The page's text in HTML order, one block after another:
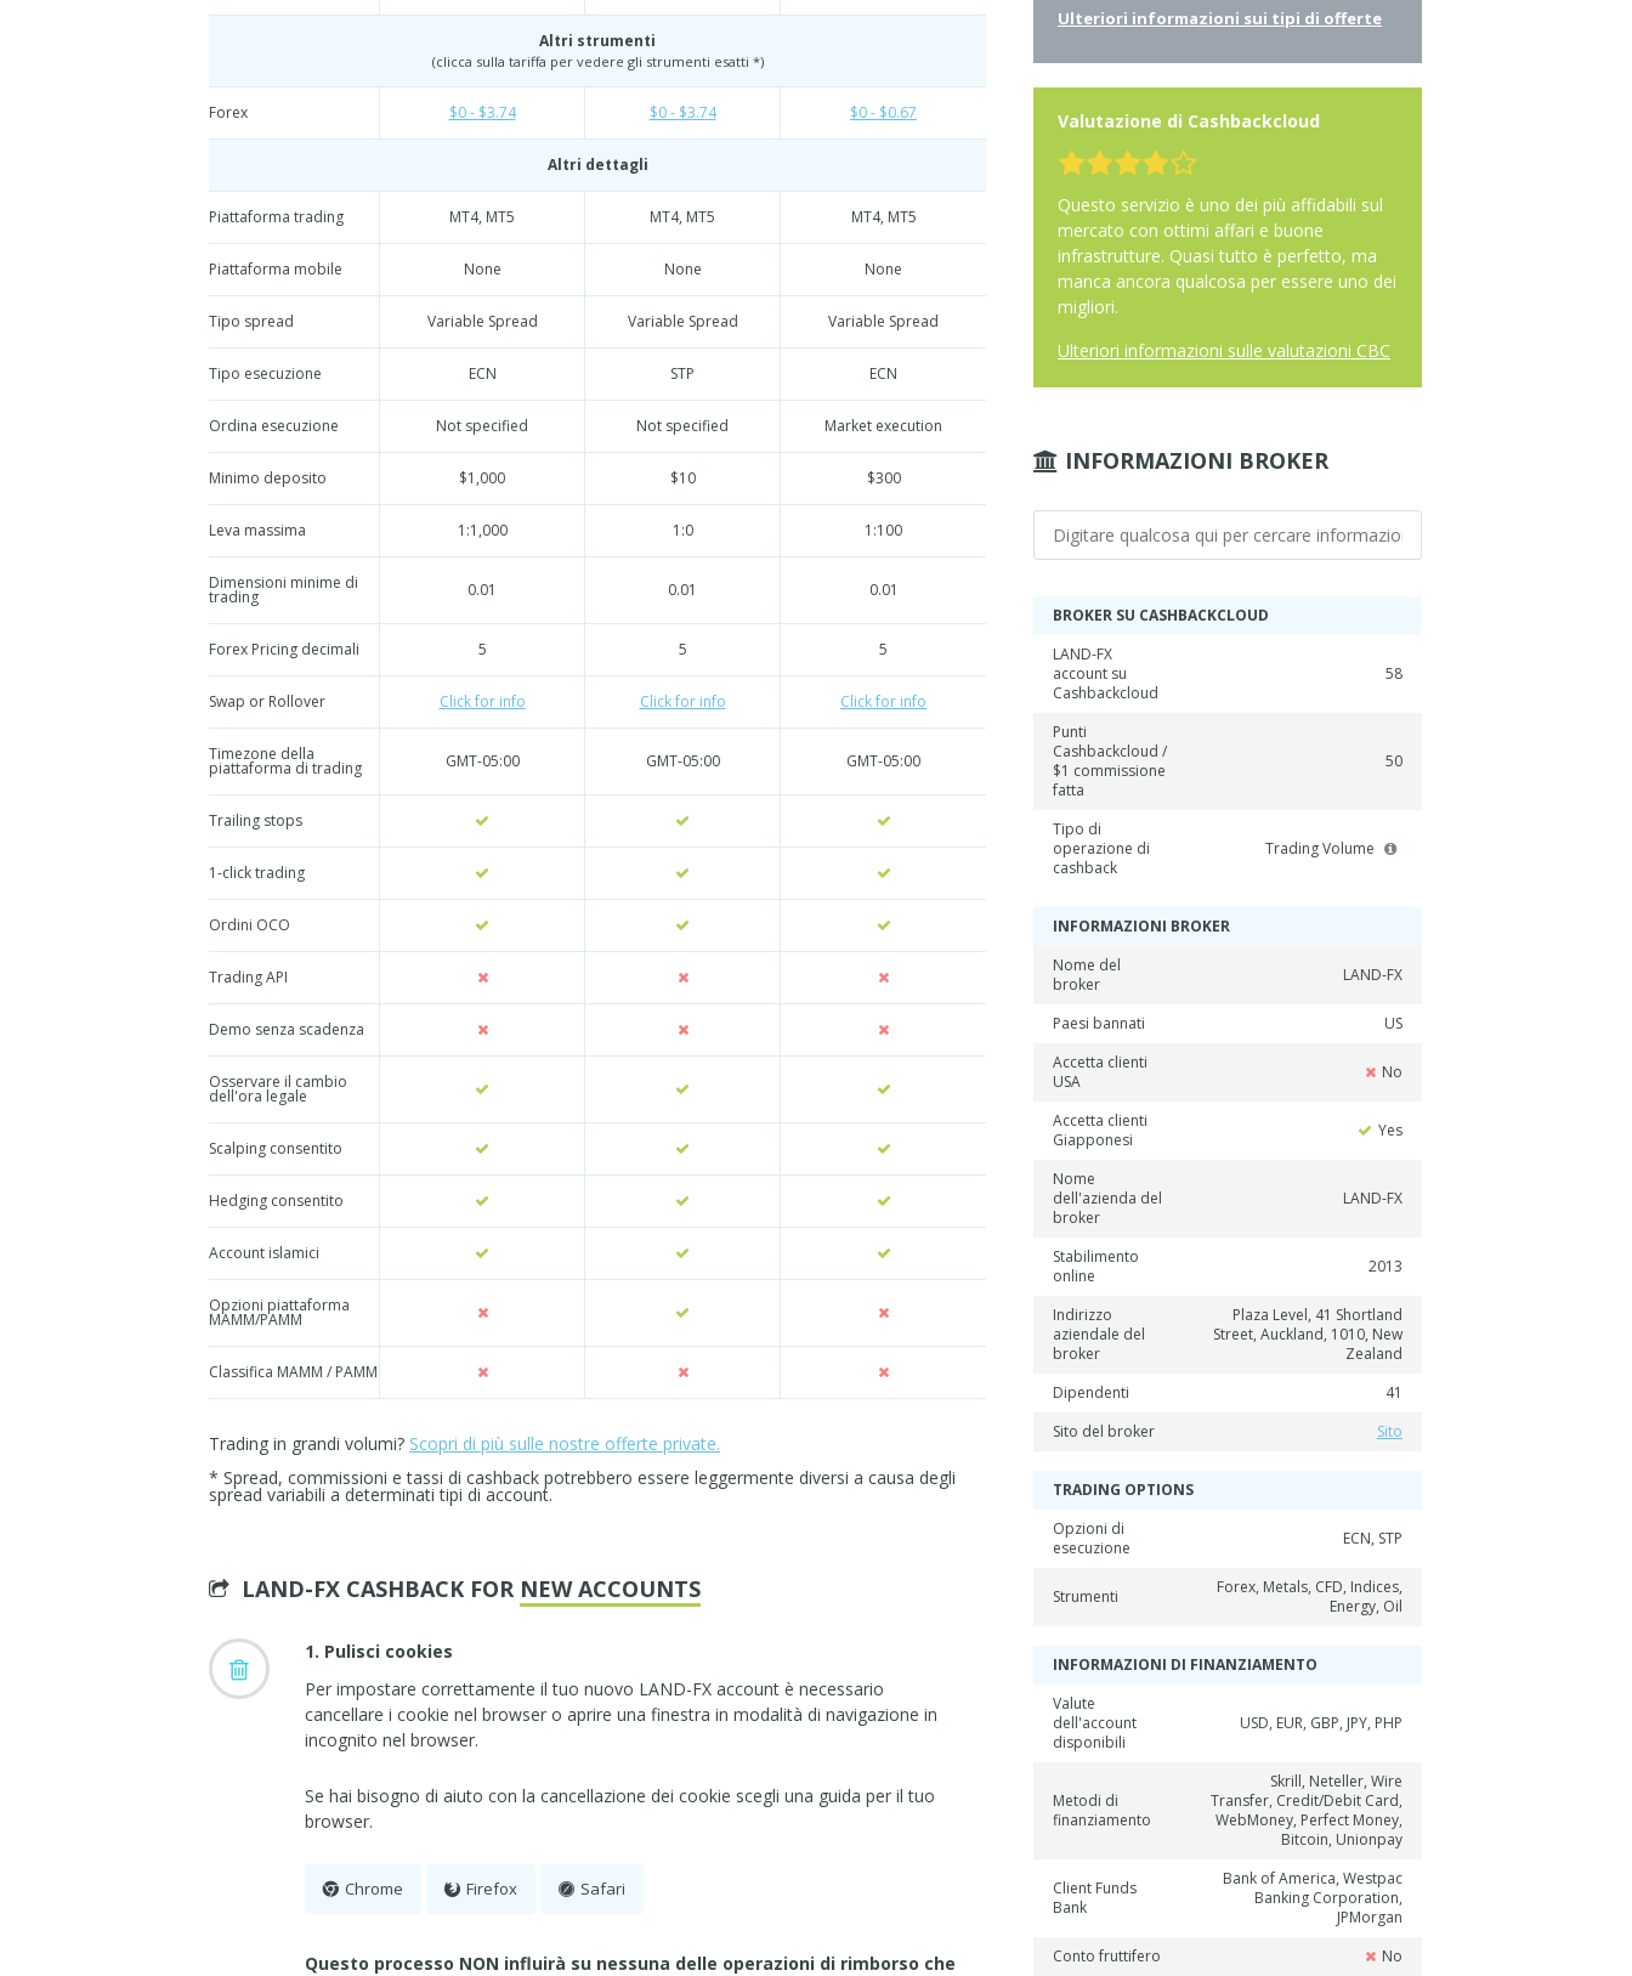
Altri strumenti
(clicca sulla tariffa per vedere gli strumenti esatti *)
Forex $0 - $3.74 $0 - $3.74 $0 - $0.67
Altri dettagli
Piattaforma trading MT4, MT5 MT4, MT5 MT4, MT5
Piattaforma mobile None None None
Tipo spread Variable Spread Variable Spread Variable Spread
Tipo esecuzione ECN STP ECN
Ordina esecuzione Not specified Not specified Market execution
Minimo deposito $1,000 $10 $300
Leva massima 1:1,000 1:0 1:100
Dimensioni minime di
trading 0.01 0.01 0.01
Forex Pricing decimali 5 5 5
Swap or Rollover Click for info Click for info Click for info
Timezone della
piattaforma di trading GMT-05:00 GMT-05:00 GMT-05:00
Trailing stops
1-click trading
Ordini OCO
Trading API
Demo senza scadenza
Osservare il cambio
dell'ora legale
Scalping consentito
Hedging consentito
Account islamici
Opzioni piattaforma
MAMM/PAMM
Classifica MAMM / PAMM
Trading in grandi volumi? Scopri di più sulle nostre offerte private.
* Spread, commissioni e tassi di cashback potrebbero essere leggermente diversi a causa degli
spread variabili a determinati tipi di account.
LAND-FX CASHBACK FOR NEW ACCOUNTS
1. Pulisci cookies
Per impostare correttamente il tuo nuovo LAND-FX account è necessario
cancellare i cookie nel browser o aprire una finestra in modalità di navigazione in
incognito nel browser.
Se hai bisogno di aiuto con la cancellazione dei cookie scegli una guida per il tuo
browser.
Chrome Firefox Safari
Questo processo NON influirà su nessuna delle operazioni di rimborso che
Ulteriori informazioni sui tipi di offerte
Valutazione di Cashbackcloud
Questo servizio è uno dei più affidabili sul
mercato con ottimi affari e buone
infrastrutture. Quasi tutto è perfetto, ma
manca ancora qualcosa per essere uno dei
migliori.
Ulteriori informazioni sulle valutazioni CBC
INFORMAZIONI BROKER
BROKER SU CASHBACKCLOUD
LAND-FX
account su
Cashbackcloud
58
Punti
Cashbackcloud /
$1 commissione
fatta
50
Tipo di
operazione di
cashback
Trading Volume
INFORMAZIONI BROKER
Nome del
broker
LAND-FX
Paesi bannati
US
Accetta clienti
USA
No
Accetta clienti
Giapponesi
Yes
Nome
dell'azienda del
broker
LAND-FX
Stabilimento
online
2013
Indirizzo
aziendale del
broker
Plaza Level, 41 Shortland
Street, Auckland, 1010, New
Zealand
Dipendenti
41
Sito del broker
Sito
TRADING OPTIONS
Opzioni di
esecuzione
ECN, STP
Strumenti
Forex, Metals, CFD, Indices,
Energy, Oil
INFORMAZIONI DI FINANZIAMENTO
Valute
dell'account
disponibili
USD, EUR, GBP, JPY, PHP
Metodi di
finanziamento
Skrill, Neteller, Wire
Transfer, Credit/Debit Card,
WebMoney, Perfect Money,
Bitcoin, Unionpay
Client Funds
Bank
Bank of America, Westpac
Banking Corporation,
JPMorgan
Conto fruttifero
No